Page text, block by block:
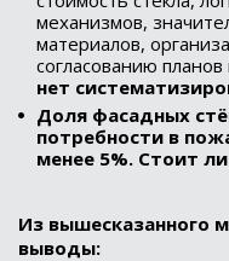
механизмов,
материалов,
согласованию
нет
Доля фасадных
потребности в
менее 5%. Стоит
Из вышесказанного
выводы: